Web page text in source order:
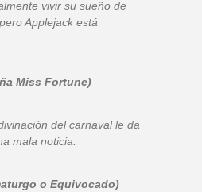
vivir su sueño de
Applejack está
Miss Fortune)
del carnaval le da
mala noticia.
o Equivocado)